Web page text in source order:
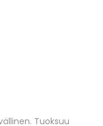
Tuoksuu